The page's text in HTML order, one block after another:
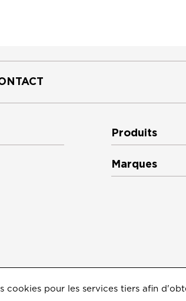
Produits
Marques
cookies pour les services tiers afin